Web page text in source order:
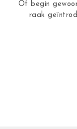
Of begin
raak